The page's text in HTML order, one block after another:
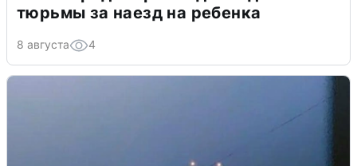
тюрьмы за наезд на ребенка
8 августа 4